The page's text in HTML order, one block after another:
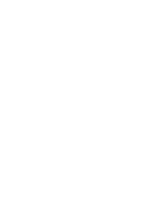
ja makuusaleja tuoreilla
yksityishuoneista tai makuusaleista,
ja pyyhkeet miellyttävään